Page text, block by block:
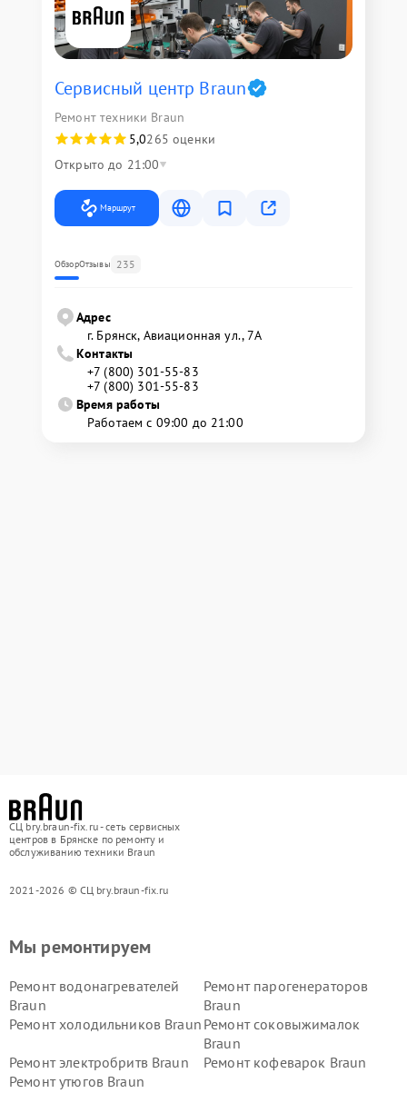
Сервисный центр Braun
Ремонт техники Braun
5,0265 оценки
Открыто до 21:00
Маршрут
ОбзорОтзывы 235
Адрес
г. Брянск, Авиационная ул., 7А
Контакты
+7 (800) 301-55-83
+7 (800) 301-55-83
Время работы
Работаем с 09:00 до 21:00
СЦ bry.braun-fix.ru - сеть сервисных
центров в Брянске по ремонту и
обслуживанию техники Braun
2021-2026 © СЦ bry.braun-fix.ru
Мы ремонтируем
Ремонт водонагревателей
Braun
Ремонт парогенераторов
Braun
Ремонт холодильников Braun Ремонт соковыжималок
Braun
Ремонт электробритв Braun
Ремонт кофеварок Braun
Ремонт утюгов Braun